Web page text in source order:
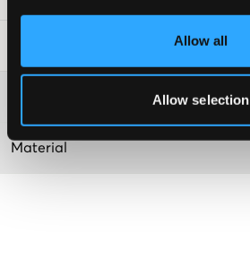
Allow all
Allow selection
Mer information om tvättråd
Material